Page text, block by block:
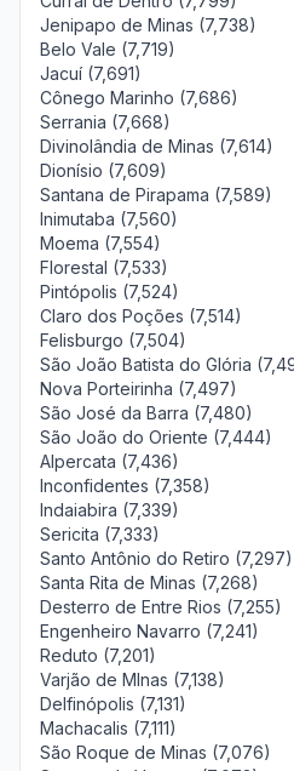
Jenipapo de Minas (7,738)
Belo Vale (7,719)
Jacuí (7,691)
Cônego Marinho (7,686)
Serrania (7,668)
Divinolândia de Minas (7,614)
Dionísio (7,609)
Santana de Pirapama (7,589)
Inimutaba (7,560)
Moema (7,554)
Florestal (7,533)
Pintópolis (7,524)
Claro dos Poções (7,514)
Felisburgo (7,504)
São João Batista do Glória
Nova Porteirinha (7,497)
São José da Barra (7,480)
São João do Oriente (7,444)
Alpercata (7,436)
Inconfidentes (7,358)
Indaiabira (7,339)
Sericita (7,333)
Santo Antônio do Retiro (7,297)
Santa Rita de Minas (7,268)
Desterro de Entre Rios (7,255)
Engenheiro Navarro (7,241)
Reduto (7,201)
Varjão de MInas (7,138)
Delfinópolis (7,131)
Machacalis (7,111)
São Roque de Minas (7,076)